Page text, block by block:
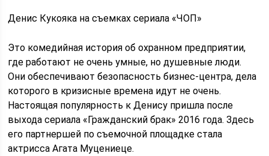
Денис Кукояка на съемках сериала «ЧОП»
Это комедийная история об охранном предприятии,
где работают не очень умные, но душевные люди.
Они обеспечивают безопасность бизнес-центра, дела
которого в кризисные времена идут не очень.
Настоящая популярность к Денису пришла после
выхода сериала «Гражданский брак» 2016 года. Здесь
его партнершей по съемочной площадке стала
актрисса Агата Муцениеце.